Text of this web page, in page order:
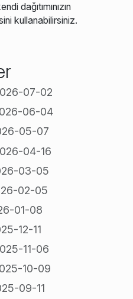
dağıtımınızın
kullanabilirsiniz.
07-02
06-04
05-07
04-16
03-05
02-05
01-08
12-11
11-06
10-09
09-11